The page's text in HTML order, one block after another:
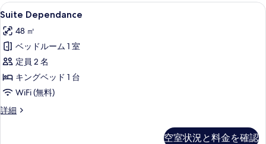
真
を
表
示
す
る
詳
Suite
Dependance
の
す
べ
て
の
写
ピロートップベッド、ミニバー (無
4
Suite Dependance
48 ㎡
ベッドルーム 1 室
定員 2 名
キングベッド 1 台
WiFi (無料)
詳細
Suite
空室状況と料金を確認